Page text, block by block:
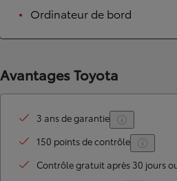
Ordinateur de bord
Avantages Toyota
3 ans de garantie
150 points de contrôle
Contrôle gratuit après 30 jours